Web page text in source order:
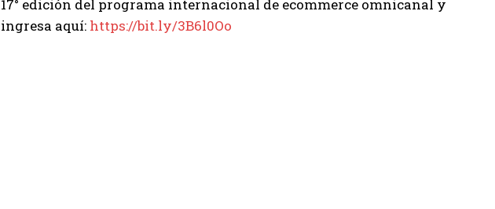
edición del programa internacional de ecommerce omnicanal y
aquí: https://bit.ly/3B6l0Oo